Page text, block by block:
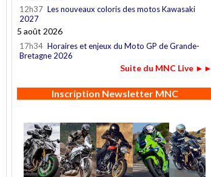
12h37 Les nouveaux coloris des motos Kawasaki
2027
5 août 2026
17h34 Horaires et enjeux du Moto GP de Grande-
Bretagne 2026
Suite du MNC Live ►►
Inscription Newsletter MNC